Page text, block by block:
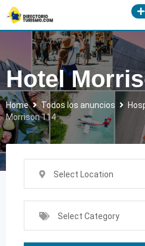
Skip
to
content
Hotel
Home Todos los anuncios
Morrison 114
Select Location
Select Category